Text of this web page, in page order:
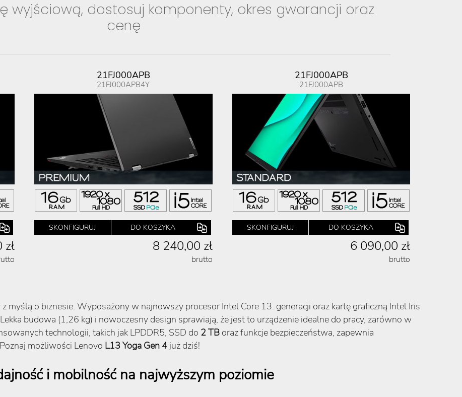
wyjściową, dostosuj komponenty, okres gwarancji oraz
cenę
21FJ000APB
21FJ000APB4Y
SKONFIGURUJ DO KOSZYKA
8 240,00 zł
brutto
21FJ000APB
21FJ000APB
SKONFIGURUJ DO KOSZYKA
6 090,00 zł
brutto
myślą o biznesie. Wyposażony w najnowszy procesor Intel Core 13. generacji oraz kartę graficzną Intel Iris
budowa (1,26 kg) i nowoczesny design sprawiają, że jest to urządzenie idealne do pracy, zarówno w
technologii, takich jak LPDDR5, SSD do 2 TB oraz funkcje bezpieczeństwa, zapewnia
możliwości Lenovo L13 Yoga Gen 4 już dziś!
i mobilność na najwyższym poziomie